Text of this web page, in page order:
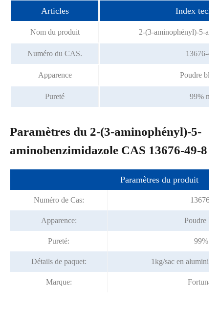
Articles Index
Nom du produit 2-(3-aminophényl)-5-
Numéro du CAS. 13676-
Apparence Poudre
Pureté 99% min
Paramètres du 2-(3-aminophényl)-5-
aminobenzimidazole CAS 13676-49-8
Paramètres du produit
Numéro de Cas: 13676-
Apparence: Poudre
Pureté: 99%
Détails de paquet: 1kg/sac en
Marque: